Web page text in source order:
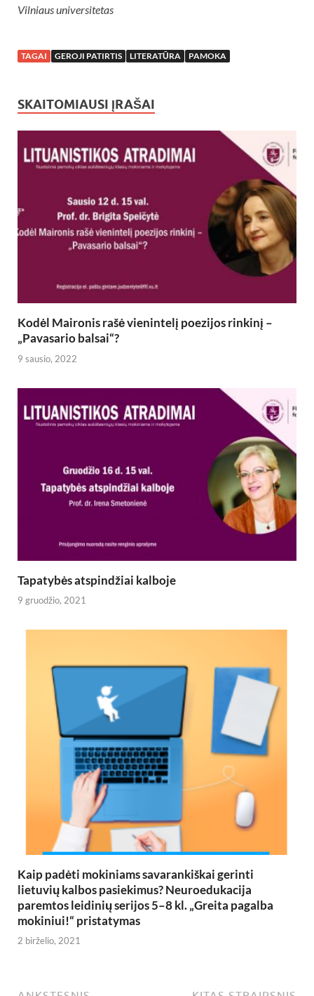
Vilniaus universitetas
TAGAI GEROJI PATIRTIS LITERATŪRA PAMOKA
SKAITOMIAUSI ĮRAŠAI
Kodėl Maironis rašė vienintelį poezijos rinkinį –
„Pavasario balsai“?
9 sausio, 2022
Tapatybės atspindžiai kalboje
9 gruodžio, 2021
Kaip padėti mokiniams savarankiškai gerinti
lietuvių kalbos pasiekimus? Neuroedukacija
paremtos leidinių serijos 5–8 kl. „Greita pagalba
mokiniui!“ pristatymas
2 birželio, 2021